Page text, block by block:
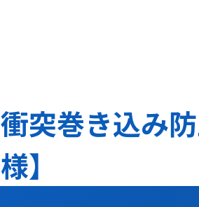
衝突巻き込み
様】